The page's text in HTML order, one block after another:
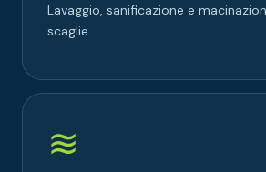
Lavaggio, sanificazione e
scaglie.
≋